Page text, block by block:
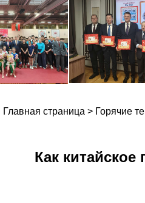
Главная страница > Горячие
Как